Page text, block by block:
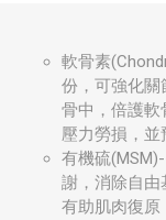
軟骨素
份，可強化關
骨中，倍護軟
壓力勞損，並
有機硫
謝，消除自由
有助肌肉復原